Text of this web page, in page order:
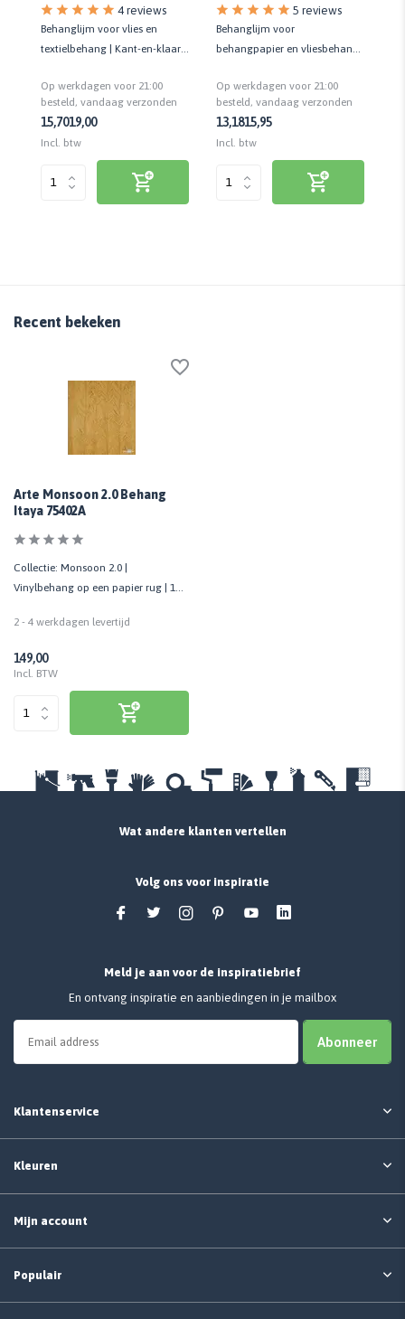
4 reviews
Behanglijm voor vlies en
textielbehang | Kant-en-klaar |
Op werkdagen voor 21:00
besteld, vandaag verzonden
15,7019,00
Incl. btw
5 reviews
Behanglijm voor
behangpapier en vliesbehang |
kleefkracht
Op werkdagen voor 21:00
besteld, vandaag verzonden
13,1815,95
Incl. btw
Recent bekeken
Arte Monsoon 2.0 Behang
Itaya 75402A
Collectie: Monsoon 2.0 |
Vinylbehang op een papier rug | 1
2 - 4 werkdagen levertijd
149,00
Incl. BTW
Wat andere klanten vertellen
Volg ons voor inspiratie
Meld je aan voor de inspiratiebrief
En ontvang inspiratie en aanbiedingen in je mailbox
Abonneer
Klantenservice
Kleuren
Mijn account
Populair